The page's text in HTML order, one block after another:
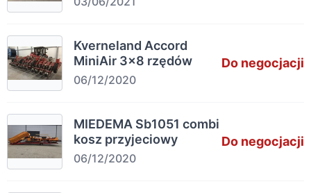
Kverneland Accord
MiniAir 3×8 rzędów
06/12/2020
Do negocjacji
MIEDEMA Sb1051 combi
kosz przyjeciowy
06/12/2020
Do negocjacji